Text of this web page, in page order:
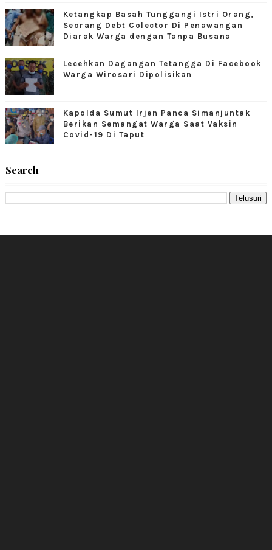
Ketangkap Basah Tunggangi Istri Orang,
Seorang Debt Colector Di Penawangan
Diarak Warga dengan Tanpa Busana
Lecehkan Dagangan Tetangga Di Facebook
Warga Wirosari Dipolisikan
Kapolda Sumut Irjen Panca Simanjuntak
Berikan Semangat Warga Saat Vaksin
Covid-19 Di Taput
Search